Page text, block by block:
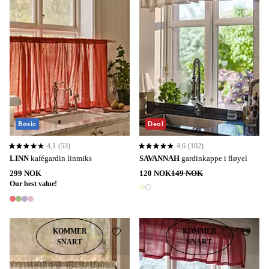
LINN kafégardin linmiks
299 NOK
Our best value!
4 farger
4,1 basert på 53 karaktergivninger
4,1 (53)
Basic
SAVANNAH gardinkappe i fløyel
120 NOK149 NOK
2 farger
4,6 basert på 102 karaktergivninger
4,6 (102)
Deal
KOMMER
SNART
Legg til favoritterKOMMER
SNART
Legg